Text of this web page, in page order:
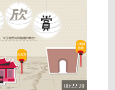
00:22:29